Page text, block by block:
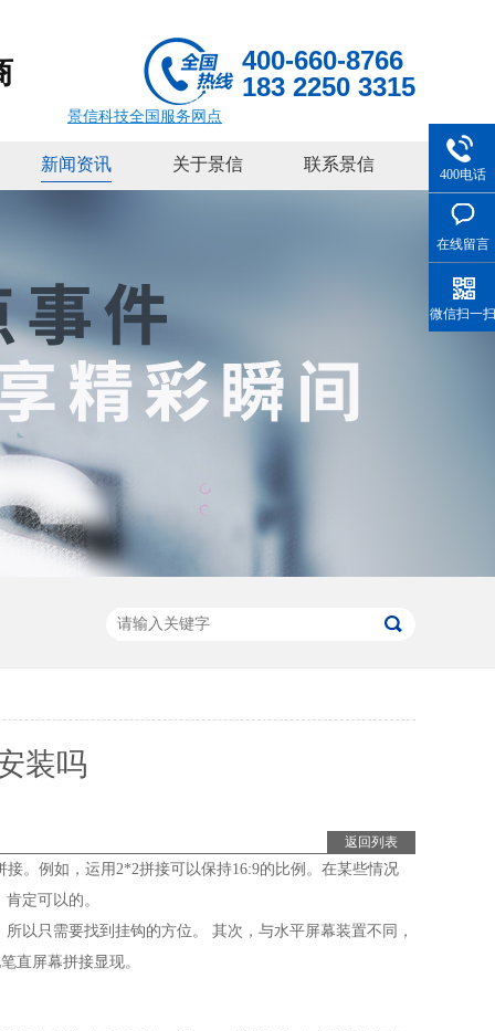
400-660-8766
183 2250 3315
景信科技全国服务网点
新闻资讯 关于景信 联系景信
装吗
返回列表
。例如，运用2*2拼接可以保持16:9的比例。在某些情况
定可以的。
以只需要找到挂钩的方位。 其次，与水平屏幕装置不同，
直屏幕拼接显现。
400电话
在线留言
微信扫一扫